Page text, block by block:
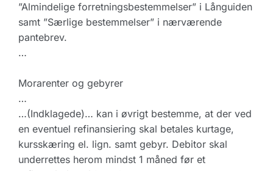
”Almindelige forretningsbestemmelser” i Långuiden
samt ”Særlige bestemmelser” i nærværende
pantebrev.
…
Morarenter og gebyrer
…
…(Indklagede)… kan i øvrigt bestemme, at der ved
en eventuel refinansiering skal betales kurtage,
kursskæring el. lign. samt gebyr. Debitor skal
underrettes herom mindst 1 måned før et